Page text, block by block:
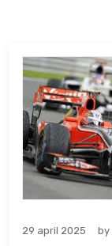
29 april 2025 by